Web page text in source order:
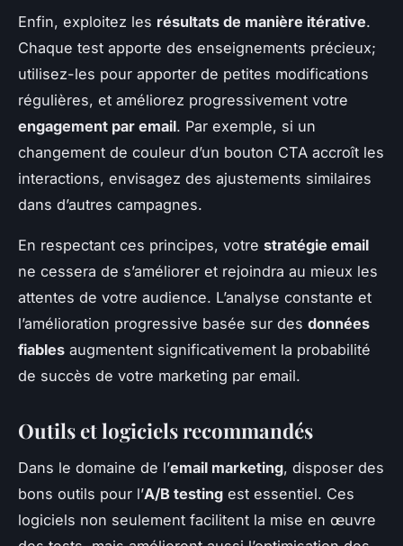
Enfin, exploitez les résultats de manière itérative.
Chaque test apporte des enseignements précieux;
utilisez-les pour apporter de petites modifications
régulières, et améliorez progressivement votre
engagement par email. Par exemple, si un
changement de couleur d’un bouton CTA accroît les
interactions, envisagez des ajustements similaires
dans d’autres campagnes.
En respectant ces principes, votre stratégie email
ne cessera de s’améliorer et rejoindra au mieux les
attentes de votre audience. L’analyse constante et
l’amélioration progressive basée sur des données
fiables augmentent significativement la probabilité
de succès de votre marketing par email.
Outils et logiciels recommandés
Dans le domaine de l’email marketing, disposer des
bons outils pour l’A/B testing est essentiel. Ces
logiciels non seulement facilitent la mise en œuvre